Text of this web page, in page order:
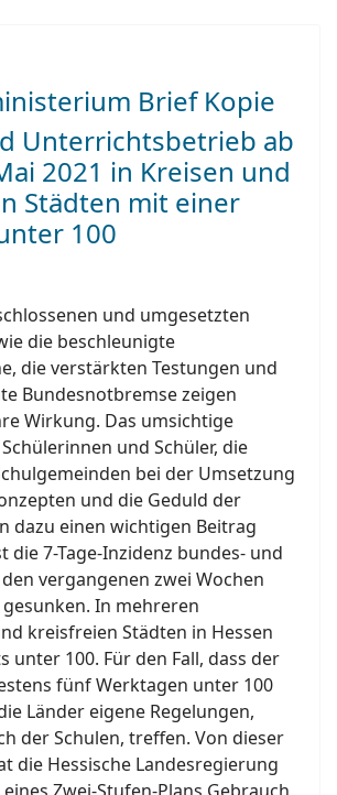
Unterrichtsbetrieb ab
2021 in Kreisen und
Städten mit einer
100
und umgesetzten
die beschleunigte
die verstärkten Testungen und
Bundesnotbremse zeigen
Wirkung. Das umsichtige
und Schüler, die
bei der Umsetzung
und die Geduld der
dazu einen wichtigen Beitrag
die 7-Tage-Inzidenz bundes- und
vergangenen zwei Wochen
In mehreren
kreisfreien Städten in Hessen
unter 100. Für den Fall, dass der
fünf Werktagen unter 100
Länder eigene Regelungen,
der Schulen, treffen. Von dieser
die Hessische Landesregierung